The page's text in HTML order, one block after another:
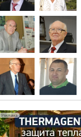
мерзлоты,
6 АВГУСТА
с одним
5 АВГУСТА
21-й
«ЦОД-
отеле
посетит
5 АВГУСТА
Реклама